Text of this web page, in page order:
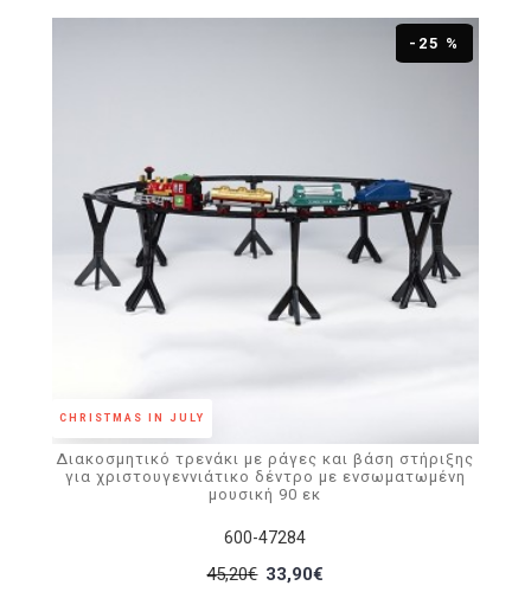
CHRISTMAS IN JULY
-25 %
600-47284
Διακοσμητικό τρενάκι με ράγες και βάση στήριξης
για χριστουγεννιάτικο δέντρο με ενσωματωμένη
μουσική 90 εκ
45,20€ 33,90€